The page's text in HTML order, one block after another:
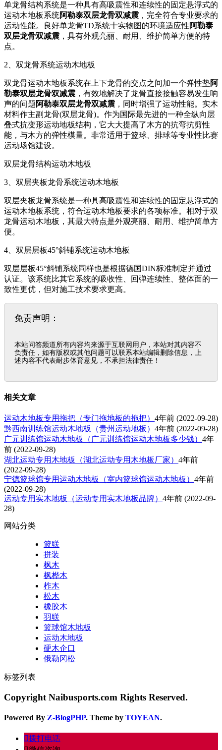
单龙骨结构系统是一种具有高吸震性和连续性的固定悬浮式的
运动木地板系统阿勒泰双层龙骨双减震 ，完全符合专业要求的
运动性能。良好单龙骨TD系统十实物图的环境适应性阿勒泰
双层龙骨双减震 ，具有外观亮丽、耐用、维护简单方便的特
点。
2、双龙骨系统运动木地板
双龙骨运动木地板系统在上下龙骨的交点之间加一个弹性垫阿
勒泰双层龙骨双减震 ，有效地解决了龙骨直接接触容易发生响
声的问题阿勒泰双层龙骨双减震 ，同时增强了运动性能。实木
材料作主副龙骨(双层龙骨)。作为国际最先进的一种全纵向层
叠式抗变形运动地板结构，它大大提高了木方的抗弯抗剪性
能，与木方的弹性模量。非常适用于篮球、排球等专业性比赛
运动场馆建设。
双层龙骨结构运动木地板
3、双层夹板龙骨系统运动木地板
双层夹板龙骨系统是一种具高吸震性和连续性的固定悬浮式的
运动木地板系统，符合运动木地板要求的各项标准。相对于双
龙骨运动木地板，其最大特点是外观亮丽、耐用、维护简单方
便。
4、双层层板45°斜铺系统运动木地板
双层层板45°斜铺系统同样也是根据德国DIN标准制定并通过
认证。该系统比其它系统的吸收性、回弹连续性、整体面的一
致性更优，但对施工技术要求更高。
免责声明：
本站问答频道所有内容均来源于互联网用户，本站对其内容不
负责任，如有版权或其他问题可以联系本站编辑删除信息，上
述内容不代表耐步体育意见，不承担法律责任！
相关文章
运动木地板专用拖把（专门拖地板的拖把） 4年前 (2022-09-28)
黔西南训练馆运动木地板（贵州运动地板） 4年前 (2022-09-28)
广元训练馆运动木地板（广元训练馆运动木地板多少钱） 4年
前 (2022-09-28)
湖北运动专用木地板（湖北运动专用木地板厂家） 4年前
(2022-09-28)
宁德篮球馆专用运动木地板（室内篮球馆运动木地板） 4年前
(2022-09-28)
运动专用实木地板（运动专用实木地板品牌） 4年前 (2022-09-
28)
网站分类
篮联
拼装
枫木
枫桦木
柞木
松木
橡胶木
羽联
篮球馆木地板
运动木地板
硬木企口
俄勒冈松
标签列表
Copyright Naibusports.com Rights Reserved.
Powered By Z-BlogPHP. Theme by TOYEAN.
󦁁拨打电话